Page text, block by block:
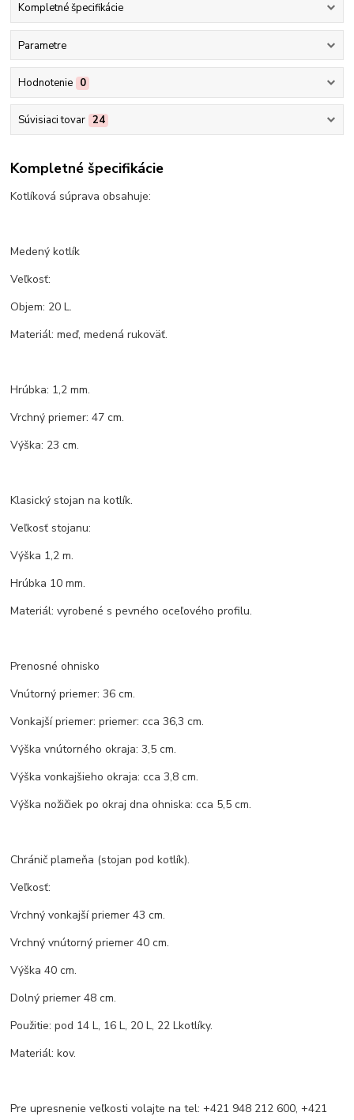
Kompletné špecifikácie
Parametre
Hodnotenie 0
Súvisiaci tovar 24
Kompletné špecifikácie
Kotlíková súprava obsahuje:
Medený kotlík
Veľkosť:
Objem: 20 L.
Materiál: meď, medená rukoväť.
Hrúbka: 1,2 mm.
Vrchný priemer: 47 cm.
Výška: 23 cm.
Klasický stojan na kotlík.
Veľkosť stojanu:
Výška 1,2 m.
Hrúbka 10 mm.
Materiál: vyrobené s pevného oceľového profilu.
Prenosné ohnisko
Vnútorný priemer: 36 cm.
Vonkajší priemer: priemer: cca 36,3 cm.
Výška vnútorného okraja: 3,5 cm.
Výška vonkajšieho okraja: cca 3,8 cm.
Výška nožičiek po okraj dna ohniska: cca 5,5 cm.
Chránič plameňa (stojan pod kotlík).
Veľkosť:
Vrchný vonkajší priemer 43 cm.
Vrchný vnútorný priemer 40 cm.
Výška 40 cm.
Dolný priemer 48 cm.
Použitie: pod 14 L, 16 L, 20 L, 22 Lkotlíky.
Materiál: kov.
Pre upresnenie veľkosti volajte na tel: +421 948 212 600, +421